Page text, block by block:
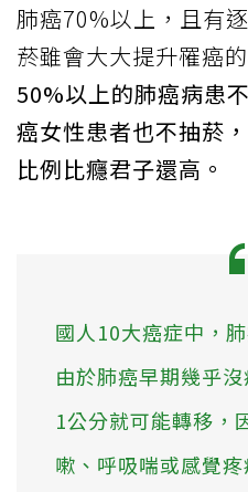
肺癌70%以上，且有
菸雖會大大提升罹癌
50%以上的肺癌病患
癌女性患者也不抽菸
比例比癮君子還高。
國人10大癌症中，
由於肺癌早期幾乎
1公分就可能轉移，
嗽、呼吸喘或感覺